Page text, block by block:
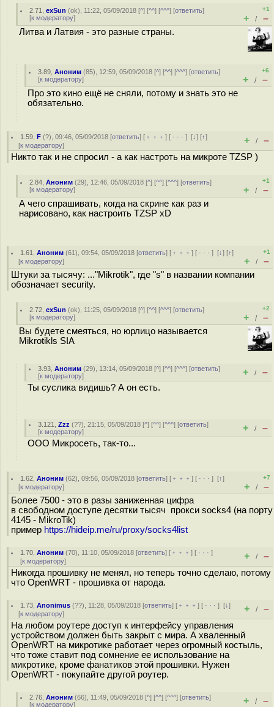
2.71 ,exSun (ok), 11:22, 05/09/2018 [^] [^^] [^^^] [ответить]
[к модератору]
+1
+ / –
Литва и Латвия - это разные страны.
3.89 ,Аноним (85), 12:59, 05/09/2018 [^] [^^] [^^^] [ответить]
[к модератору]
+6
+ / –
Про это кино ещё не сняли, потому и знать это не
обязательно.
1.59 ,F (?), 09:46, 05/09/2018 [ответить] [ ﹢﹢﹢] [ · · ·][↓] [↑]
[к модератору] + / –
Никто так и не спросил - а как настроть на микроте TZSP )
2.84 ,Аноним (29), 12:46, 05/09/2018 [^] [^^] [^^^] [ответить]
[к модератору]
+1
+ / –
А чего спрашивать, когда на скрине как раз и
нарисовано, как настроить TZSP xD
1.61 ,Аноним (61), 09:54, 05/09/2018 [ответить] [ ﹢﹢﹢] [ · · ·][↓] [↑]
[к модератору]
+1
+ / –
Штуки за тысячу: ..."Mikrotik", где "s" в названии компании
обозначает security.
2.72 ,exSun (ok), 11:25, 05/09/2018 [^] [^^] [^^^] [ответить]
[к модератору]
+2
+ / –
Вы будете смеяться, но юрлицо называется
Mikrotikls SIA
3.93 ,Аноним (29), 13:14, 05/09/2018 [^] [^^] [^^^] [ответить]
[к модератору] + / –
Ты суслика видишь? А он есть.
3.121 ,Zzz (??), 21:15, 05/09/2018 [^] [^^] [^^^] [ответить]
[к модератору] + / –
ООО Микросеть, так-то...
1.62 ,Аноним (62), 09:56, 05/09/2018 [ответить] [ ﹢﹢﹢] [ · · ·][↑]
[к модератору]
+7
+ / –
Более 7500 - это в разы заниженная цифра
в свободном доступе десятки тысяч прокси socks4 (на порту
4145 - MikroTik)
пример https://hideip.me/ru/proxy/socks4list
1.70 ,Аноним (70), 11:10, 05/09/2018 [ответить] [ ﹢﹢﹢] [ · · ·]
[к модератору] + / –
Никогда прошивку не менял, но теперь точно сделаю, потому
что OpenWRT - прошивка от народа.
1.73 ,Anonimus (??), 11:28, 05/09/2018 [ответить] [ ﹢﹢﹢] [ · · ·][↓]
[к модератору] + / –
На любом роутере доступ к интерфейсу управления
устройством должен быть закрыт с мира. А хваленный
OpenWRT на микротике работает через огромный костыль,
что тоже ставит под сомнение ее использование на
микротике, кроме фанатиков этой прошивки. Нужен
OpenWRT - покупайте другой роутер.
2.76 ,Аноним (66), 11:49, 05/09/2018 [^] [^^] [^^^] [ответить]
[к модератору] + / –